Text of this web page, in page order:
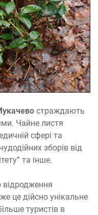
страждають
Чайне листя
сфері та
зборів від
та інше.
відродження
це дійсно унікальне
туристів в